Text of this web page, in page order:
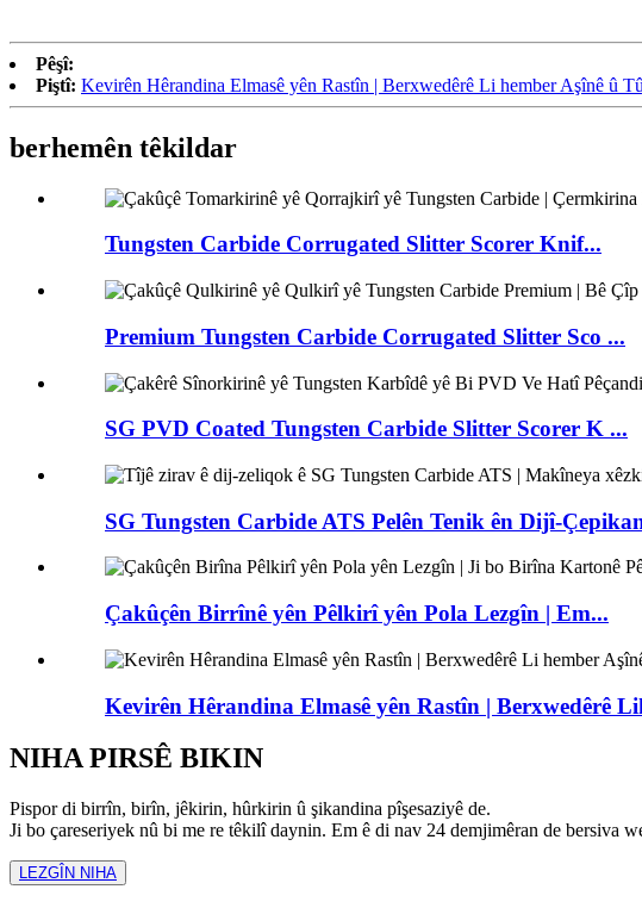
Pêşî:
Piştî: Kevirên Hêrandina Elmasê yên Rastîn | Berxwedêrê Li hember Aşînê û
berhemên têkildar
Tungsten Carbide Corrugated Slitter Scorer Knif...
Premium Tungsten Carbide Corrugated Slitter Sco ...
SG PVD Coated Tungsten Carbide Slitter Scorer K ...
SG Tungsten Carbide ATS Pelên Tenik ên Dijî-
Çakûçên Birrînê yên Pêlkirî yên Pola Lezgîn | Em...
Kevirên Hêrandina Elmasê yên Rastîn | Berxwedêrê
NIHA PIRSÊ BIKIN
Pispor di birrîn, birîn, jêkirin, hûrkirin û şikandina pîşesaziyê de.
Ji bo çareseriyek nû bi me re têkilî daynin. Em ê di nav 24 demjimêran de bersiva
LEZGÎN NIHA